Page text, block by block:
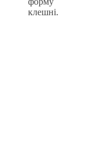
клешні.